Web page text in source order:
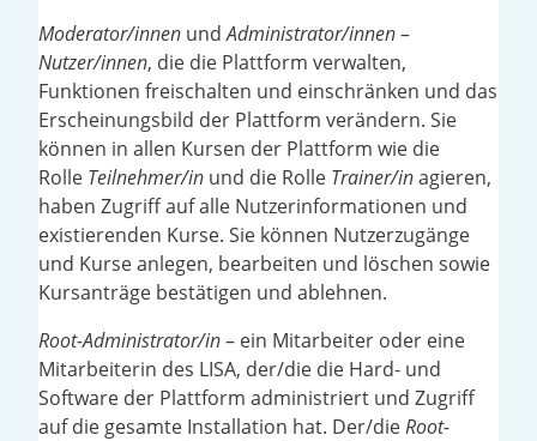
Moderator/innen undAdministrator/innen–
Nutzer/innen, die die Plattform verwalten,
Funktionen freischalten und einschränken und das
Erscheinungsbild der Plattform verändern. Sie
können in allen Kursen der Plattform wie die
Rolle Teilnehmer/in und die Rolle Trainer/inagieren,
haben Zugriff auf alle Nutzerinformationen und
existierenden Kurse. Sie können Nutzerzugänge
und Kurse anlegen, bearbeiten und löschen sowie
Kursanträge bestätigen und ablehnen.
Root-Administrator/in– ein Mitarbeiter oder eine
Mitarbeiterin des LISA, der/die die Hard- und
Software der Plattform administriert und Zugriff
auf die gesamte Installation hat. Der/dieRoot-